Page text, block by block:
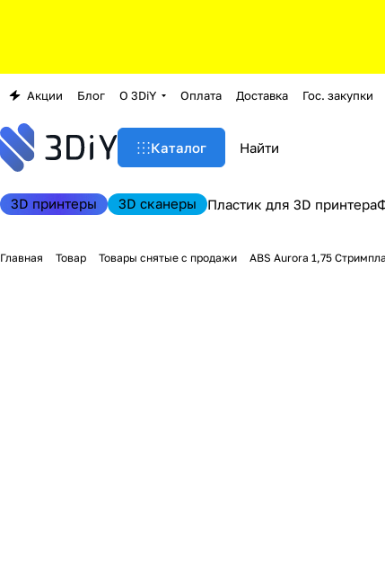
Акции Блог О 3DiY Оплата Доставка Гос. закупки
Каталог
3D принтеры 3D сканеры Пластик для 3D принтера
Главная Товар Товары снятые с продажи ABS Aurora 1,75